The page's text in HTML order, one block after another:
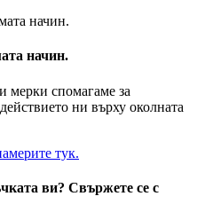
начин.
мерки спомагаме за
ни върху околната
тук.
ви? Свържете се с